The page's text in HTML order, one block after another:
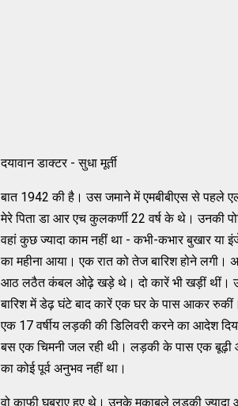
दयावान डाक्टर - सुधा मूर्ती
बात 1942 की है। उस जमाने में एमबीबीएस से पहले
मेरे पिता डा आर एच कुलकर्णी 22 वर्ष के थे। उनकी
वहां कुछ ज्यादा काम नहीं था - कभी-कभार बुखार या
का महीना आया। एक रात को तेज बारिश होने
आठ लठैत कंबल ओढ़े खड़े थे। दो कारें भी खड़ीं थीं।
बारिश में डेढ़ घंटे बाद कारें एक घर के पास आकर
एक 17 वर्षीय लड़की की डिलिवरी करने का आदेश
बस एक चिमनी जल रही थी। लड़की के पास एक बूढ़ी
का कोई पूर्व अनुभव नहीं था।
वो काफी घबराए हुए थे। उनके मुकाबले लड़की ज्यादा